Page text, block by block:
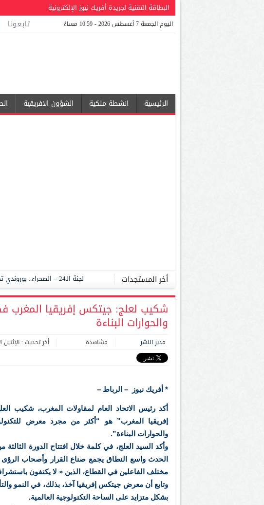
البطاقة التقنية لجريدة أفريك نيوز الإلكترونية
اليوم الجمعة 7 أغسطس 2026 - 10:59 مساءً تـابـعـونـا
الرئيسية انشطة ملكية الشؤون الافريقية
أخر المستجداتلجنة الـ24 – الصحراء.. بوروندي تجدد دعمها للمخطط المغربي للحكم الذاتي، وتشيد بالاعتماد التاريخي لقرار مجلس الأمن 2797
شكيب لعلج: جيتكس إفريقيا المغرب
والحوارات البناءة
مدير النشر مشاهدة أخر تحديث : الإثنين 14 أبريل 2025 - 5:29 مساءً
* أفريك نيوز – الرباط –
أكد رئيس الاتحاد العام لمقاولات المغرب، شكيب
إفريقيا المغرب” هو “أكثر من مجرد معرض
والحوارات البناءة”.
وأكد السيد العلج، في كلمة خلال افتتاح الدورة الثالثة
الحدث واسع النطاق يجمع صناع القرار وأصحاب
مختلف الفاعلين في القطاع، الذين « لا يكتفون
وتابع أن معرض جيتكس إفريقيا آخذ، بذلك، في النمو
بشكل متزايد على الساحة التكنولوجية العالمية.